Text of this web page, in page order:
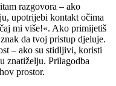
razgovora – ako
upotrijebi kontakt očima
mi više!«. Ako primijetiš
da tvoj pristup djeluje.
– ako su stidljivi, koristi
znatiželju. Prilagodba
prostor.